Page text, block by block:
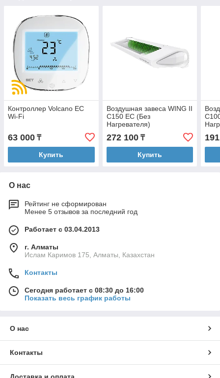
Контроллер Volcano EC
Wi-Fi
63 000 ₸
Купить
Воздушная завеса WING II
C150 EC (Без
Нагревателя)
272 100₸
Купить
О нас
Рейтинг не сформирован
Менее 5 отзывов за последний год
Работает с 03.04.2013
г. Алматы
Ислам Каримов 175, Алматы, Казахстан
Контакты
Сегодня работает с 08:30 до 16:00
Показать весь график работы
О нас
Контакты